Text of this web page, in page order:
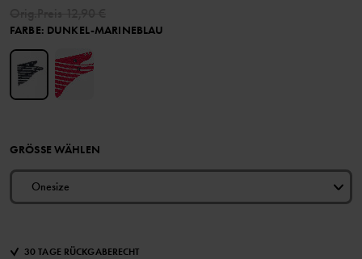
FARBE: DUNKEL-MARINEBLAU
GRÖSSE WÄHLEN
Onesize
30 TAGE RÜCKGABERECHT